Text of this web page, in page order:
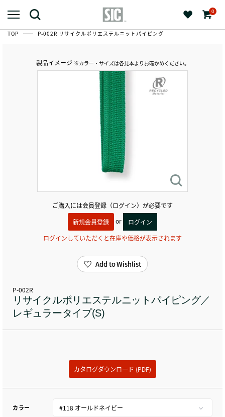
0
TOP P-002R リサイクルポリエステルニットパイピング
製品イメージ ※カラー・サイズは各見本よりお確かめください。
ご購入には会員登録（ログイン）が必要です
新規会員登録
or
ログイン
ログインしていただくと在庫や価格が表示されます
P-002R
リサイクルポリエステルニットパイピング／
レギュラータイプ(S)
カタログダウンロード (PDF)
カラー
Add to Wishlist